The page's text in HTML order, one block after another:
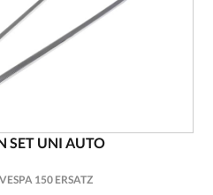
SET UNI AUTO
150 ERSATZ